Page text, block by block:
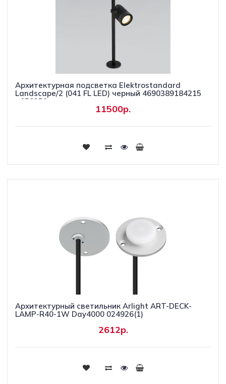
Архитектурная подсветка Elektrostandard
Landscape/2 (041 FL LED) черный 4690389184215
a058259
11500р.
Купить
Архитектурный светильник Arlight ART-DECK-
LAMP-R40-1W Day4000 024926(1)
2612р.
Купить